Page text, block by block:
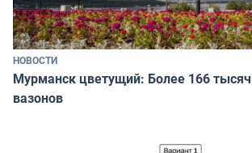
НОВОСТИ
Мурманск цветущий: Более 166
вазонов